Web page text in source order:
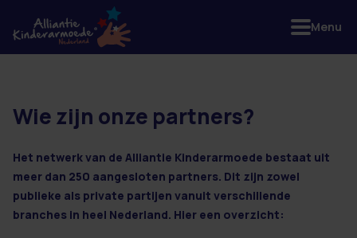
3 resultaten
Wie zijn onze partners?
Het netwerk van de Alliantie Kinderarmoede bestaat uit
meer dan 250 aangesloten partners. Dit zijn zowel
publieke als private partijen vanuit verschillende
branches in heel Nederland. Hier een overzicht:
Menu